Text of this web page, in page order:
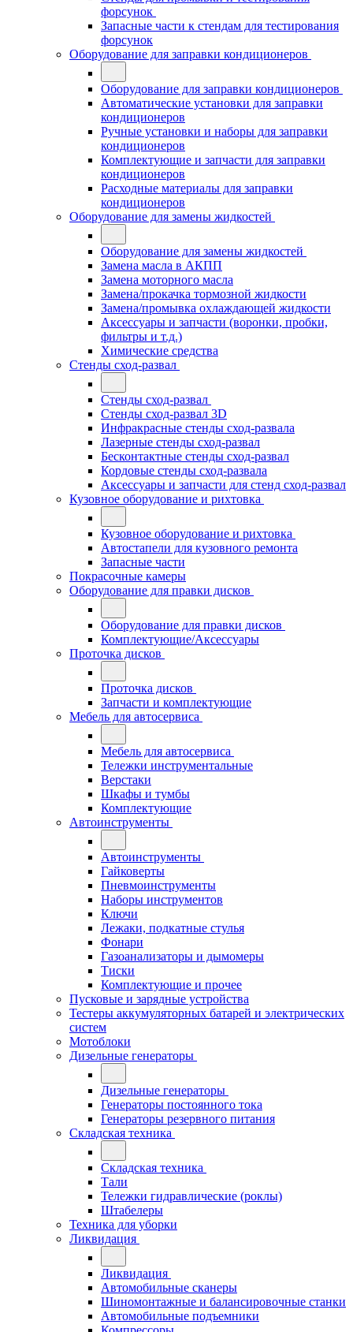
форсунок
Запасные части к стендам для тестирования
форсунок
Оборудование для заправки кондиционеров
Оборудование для заправки кондиционеров
Автоматические установки для заправки
кондиционеров
Ручные установки и наборы для заправки
кондиционеров
Комплектующие и запчасти для заправки
кондиционеров
Расходные материалы для заправки
кондиционеров
Оборудование для замены жидкостей
Оборудование для замены жидкостей
Замена масла в АКПП
Замена моторного масла
Замена/прокачка тормозной жидкости
Замена/промывка охлаждающей жидкости
Аксессуары и запчасти (воронки, пробки,
фильтры и т.д.)
Химические средства
Стенды сход-развал
Стенды сход-развал
Стенды сход-развал 3D
Инфракрасные стенды сход-развала
Лазерные стенды сход-развал
Бесконтактные стенды сход-развал
Кордовые стенды сход-развала
Аксессуары и запчасти для стенд сход-развал
Кузовное оборудование и рихтовка
Кузовное оборудование и рихтовка
Автостапели для кузовного ремонта
Запасные части
Покрасочные камеры
Оборудование для правки дисков
Оборудование для правки дисков
Комплектующие/Аксессуары
Проточка дисков
Проточка дисков
Запчасти и комплектующие
Мебель для автосервиса
Мебель для автосервиса
Тележки инструментальные
Верстаки
Шкафы и тумбы
Комплектующие
Автоинструменты
Автоинструменты
Гайковерты
Пневмоинструменты
Наборы инструментов
Ключи
Лежаки, подкатные стулья
Фонари
Газоанализаторы и дымомеры
Тиски
Комплектующие и прочее
Пусковые и зарядные устройства
Тестеры аккумуляторных батарей и электрических
систем
Мотоблоки
Дизельные генераторы
Дизельные генераторы
Генераторы постоянного тока
Генераторы резервного питания
Складская техника
Складская техника
Тали
Тележки гидравлические (роклы)
Штабелеры
Техника для уборки
Ликвидация
Ликвидация
Автомобильные сканеры
Шиномонтажные и балансировочные станки
Автомобильные подъемники